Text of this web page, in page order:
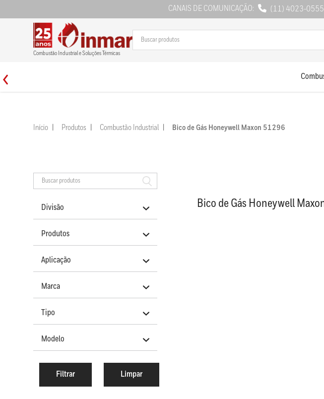
CANAIS DE COMUNICAÇÃO: (11) 4023-0555
Combustão Industrial e Soluções Térmicas
Início Produtos Combustão Industrial Bico de Gás Honeywell Maxon 51296
Divisão
Produtos
Aplicação
Marca
Tipo
Modelo
Bico de Gás Honeywell